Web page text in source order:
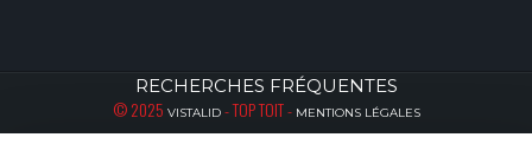
RECHERCHES FRÉQUENTES
© 2025 VISTALID- TOP TOIT - MENTIONS LÉGALES